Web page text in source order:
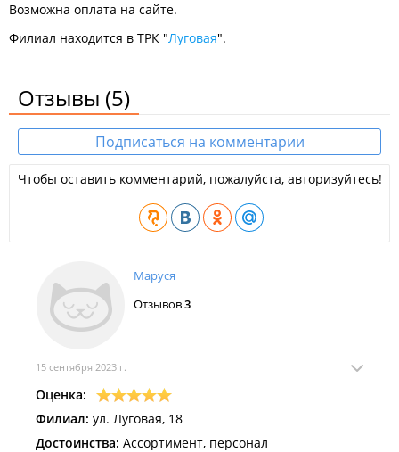
Возможна оплата на сайте.
Филиал находится в ТРК "Луговая".
Отзывы (5)
Подписаться на комментарии
Чтобы оставить комментарий, пожалуйста, авторизуйтесь!
Маруся
Отзывов3
15 сентября 2023 г.
Оценка:
Филиал: ул. Луговая, 18
Достоинства: Ассортимент, персонал